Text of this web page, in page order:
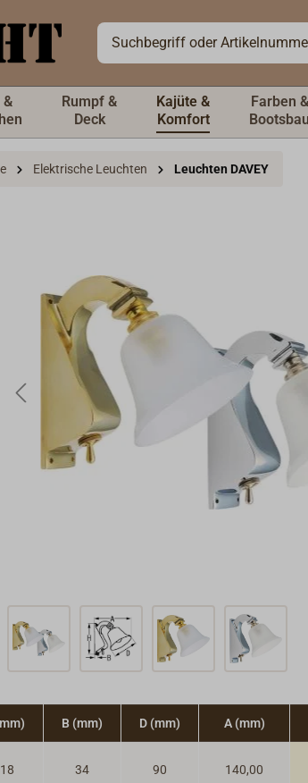
Rumpf &
Deck
Kajüte &
Komfort
Farben &
Bootsbau
Elektrische Leuchten Leuchten DAVEY
B (mm) D (mm) A (mm)
34 90 140,00